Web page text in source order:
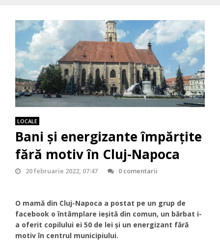
LOCALE
Bani și energizante împărțite
fără motiv în Cluj-Napoca
20 februarie 2022, 07:47 0 comentarii
O mamă din Cluj-Napoca a postat pe un grup de
facebook o întâmplare ieșită din comun, un bărbat i-
a oferit copilului ei 50 de lei și un energizant fără
motiv în centrul municipiului.